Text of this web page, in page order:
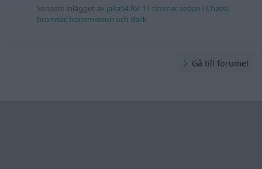
Senaste inlägget av jaka54 för 11 timmar sedan i Chassi,
bromsar, transmission och däck
Gå till forumet